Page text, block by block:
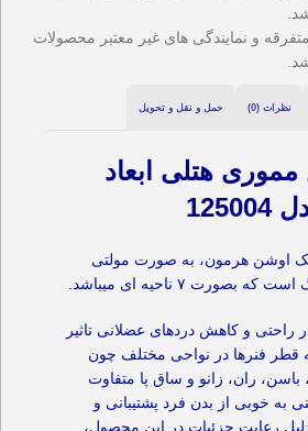
و نمایندگی های غیر معتبر محصولات
نظرات (0) حمل و نقل و تحویل
هتلی ابعاد
اوشن هرمون، به صورت مولتی
۷ ناحیه ای میباشد.
راحتی و کاهش دردهای عضلانی تاثیر
قطر فنرها در نواحی مختلف چون
ران، زانو و ساق پا متفاوت
به خوبی از بدن فرد پشتیبانی و
رعایت جزئیات در این محصول،